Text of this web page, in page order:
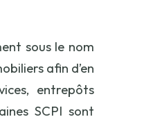
sous le nom
afin d’en
entrepôts
SCPI sont